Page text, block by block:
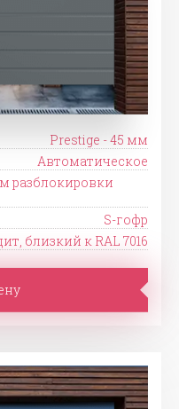
Prestige - 45 мм
Автоматическое
разблокировки
S-гофр
близкий к RAL 7016